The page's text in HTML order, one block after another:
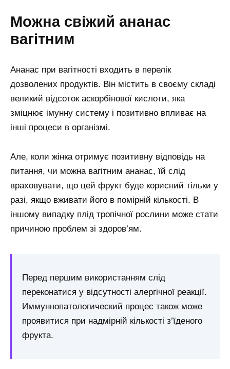
Можна свіжий ананас
вагітним
Ананас при вагітності входить в перелік
дозволених продуктів. Він містить в своєму складі
великий відсоток аскорбінової кислоти, яка
зміцнює імунну систему і позитивно впливає на
інші процеси в організмі.
Але, коли жінка отримує позитивну відповідь на
питання, чи можна вагітним ананас, їй слід
враховувати, що цей фрукт буде корисний тільки у
разі, якщо вживати його в помірній кількості. В
іншому випадку плід тропічної рослини може стати
причиною проблем зі здоров’ям.
Перед першим використанням слід
переконатися у відсутності алергічної реакції.
Иммуннопатологический процес також може
проявитися при надмірній кількості з’їденого
фрукта.